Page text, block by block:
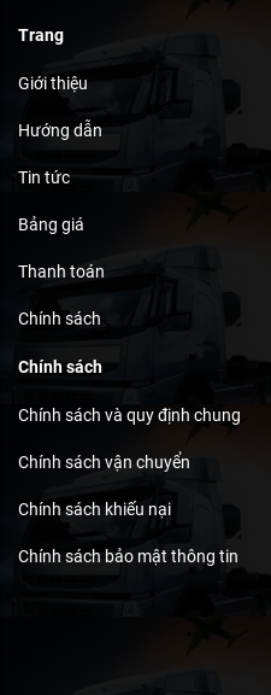
Trang
Giới thiệu
Hướng dẫn
Tin tức
Bảng giá
Thanh toán
Chính sách
Chính sách
Chính sách và quy định chung
Chính sách vận chuyển
Chính sách khiếu nại
Chính sách bảo mật thông tin